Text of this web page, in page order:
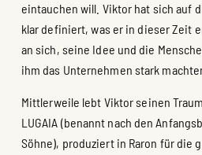
eintauchen will. Viktor hat sich auf
klar definiert, was er in dieser Zeit
an sich, seine Idee und die
ihm das Unternehmen stark
Mittlerweile lebt Viktor seinen
LUGAIA (benannt nach den
Söhne), produziert in Raron für die